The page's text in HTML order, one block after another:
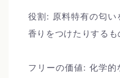
役割: 原料特有の匂
香りをつけたりするも
フリーの価値: 化学